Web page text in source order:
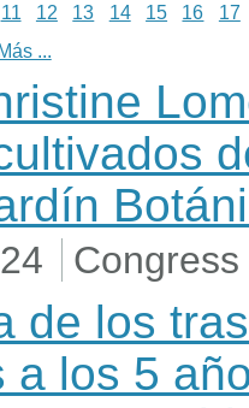
11 12 13 14 15 16
17
Más ...
de los
a los 5